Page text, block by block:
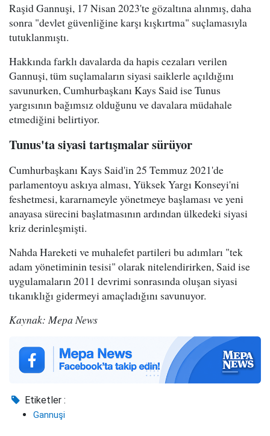
Raşid Gannuşi, 17 Nisan 2023'te gözaltına alınmış, daha
sonra "devlet güvenliğine karşı kışkırtma" suçlamasıyla
tutuklanmıştı.
Hakkında farklı davalarda da hapis cezaları verilen
Gannuşi, tüm suçlamaların siyasi saiklerle açıldığını
savunurken, Cumhurbaşkanı Kays Said ise Tunus
yargısının bağımsız olduğunu ve davalara müdahale
etmediğini belirtiyor.
Tunus'ta siyasi tartışmalar sürüyor
Cumhurbaşkanı Kays Said'in 25 Temmuz 2021'de
parlamentoyu askıya alması, Yüksek Yargı Konseyi'ni
feshetmesi, kararnameyle yönetmeye başlaması ve yeni
anayasa sürecini başlatmasının ardından ülkedeki siyasi
kriz derinleşmişti.
Nahda Hareketi ve muhalefet partileri bu adımları "tek
adam yönetiminin tesisi" olarak nitelendirirken, Said ise
uygulamaların 2011 devrimi sonrasında oluşan siyasi
tıkanıklığı gidermeyi amaçladığını savunuyor.
Kaynak: Mepa News
Etiketler :
Gannuşi